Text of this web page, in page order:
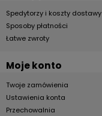
Spedytorzy i koszty dostawy
Sposoby płatności
Łatwe zwroty
Moje konto
Twoje zamówienia
Ustawienia konta
Przechowalnia